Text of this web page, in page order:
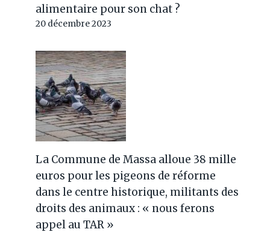
alimentaire pour son chat ?
20 décembre 2023
La Commune de Massa alloue 38 mille
euros pour les pigeons de réforme
dans le centre historique, militants des
droits des animaux : « nous ferons
appel au TAR »